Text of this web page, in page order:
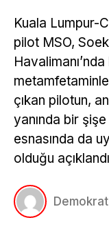
Kuala Lumpur-
pilot MSO,
çıkan pilotun,
yanında bir
esnasında da
olduğu